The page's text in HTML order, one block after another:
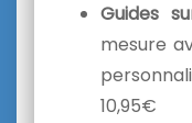
Guides
mesure
10,95€